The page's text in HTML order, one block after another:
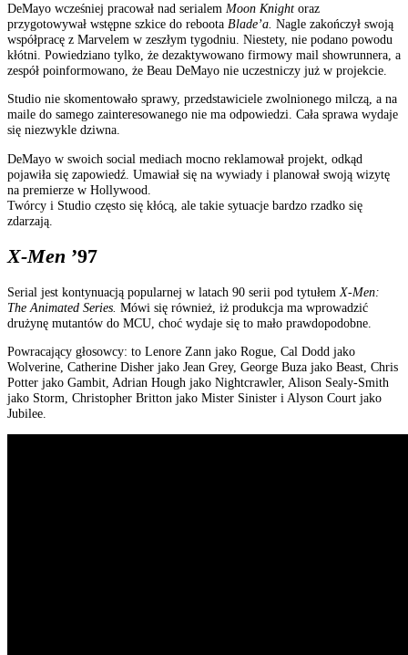
DeMayo wcześniej pracował nad serialem Moon Knight oraz
przygotowywał wstępne szkice do reboota Blade’a. Nagle zakończył swoją
współpracę z Marvelem w zeszłym tygodniu. Niestety, nie podano powodu
kłótni. Powiedziano tylko, że dezaktywowano firmowy mail showrunnera, a
zespół poinformowano, że Beau DeMayo nie uczestniczy już w projekcie.
Studio nie skomentowało sprawy, przedstawiciele zwolnionego milczą, a na
maile do samego zainteresowanego nie ma odpowiedzi. Cała sprawa wydaje
się niezwykle dziwna.
DeMayo w swoich social mediach mocno reklamował projekt, odkąd
pojawiła się zapowiedź. Umawiał się na wywiady i planował swoją wizytę
na premierze w Hollywood.
Twórcy i Studio często się kłócą, ale takie sytuacje bardzo rzadko się
zdarzają.
X-Men ’97
Serial jest kontynuacją popularnej w latach 90 serii pod tytułem X-Men:
The Animated Series. Mówi się również, iż produkcja ma wprowadzić
drużynę mutantów do MCU, choć wydaje się to mało prawdopodobne.
Powracający głosowcy: to Lenore Zann jako Rogue, Cal Dodd jako
Wolverine, Catherine Disher jako Jean Grey, George Buza jako Beast, Chris
Potter jako Gambit, Adrian Hough jako Nightcrawler, Alison Sealy-Smith
jako Storm, Christopher Britton jako Mister Sinister i Alyson Court jako
Jubilee.